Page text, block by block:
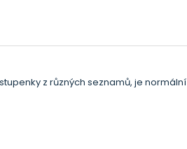
z různých seznamů, je normální